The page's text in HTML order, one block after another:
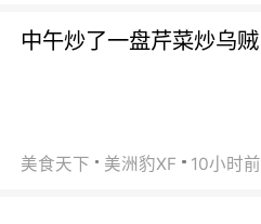
中午炒了一盘芹菜炒乌贼
美食天下 美洲豹XF 10小时前